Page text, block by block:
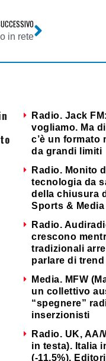
in rete
Radio. Jack
vogliamo. Ma
c’è un formato
da grandi limiti
Radio. Monito
tecnologia da
della chiusura
Sports & Media
Radio.
crescono
tradizionali
parlare di trend
Media. MFW
un collettivo
“spegnere”
inserzionisti
Radio. UK,
in testa). Italia
(-11,5%).